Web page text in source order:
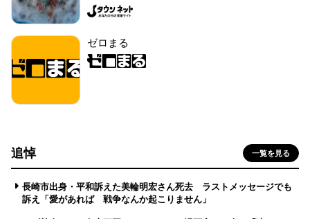
ゼロまる
追悼 一覧を見る
長崎市出身・平和訴えた美輪明宏さん死去 ラストメッセージでも
訴え「愛があれば 戦争なんか起こりません」